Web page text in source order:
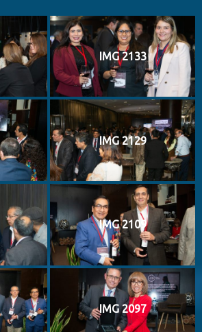
IMG 2133
IMG 2129
IMG 2109
IMG 2097